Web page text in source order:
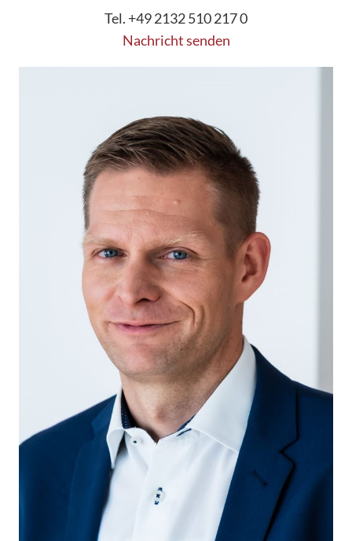
Tel. +49 2132 510 217 0
Nachricht senden